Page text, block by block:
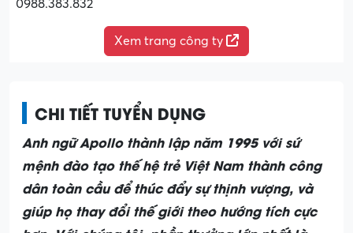
0988.383.832
Xem trang công ty
CHI TIẾT TUYỂN DỤNG
Anh ngữ Apollo thành lập năm 1995 với sứ
mệnh đào tạo thế hệ trẻ Việt Nam thành công
dân toàn cầu để thúc đẩy sự thịnh vượng, và
giúp họ thay đổi thế giới theo hướng tích cực